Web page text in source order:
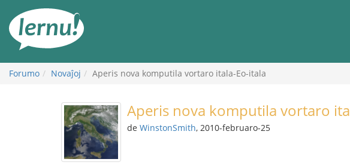
enhavo
Forumo Novaĵoj Aperis nova komputila vortaro itala-Eo-itala
Aperis nova komputila vortaro
de WinstonSmith, 2010-februaro-25